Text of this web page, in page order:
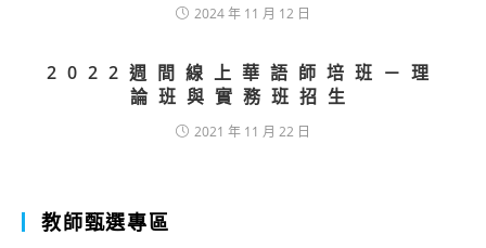
2024 年 11 月 12 日
2022週間線上華語師培班－理
論班與實務班招生
2021 年 11 月 22 日
教師甄選專區